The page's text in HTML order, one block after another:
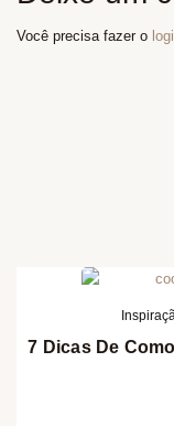
Você precisa fazer o
7 Dicas De